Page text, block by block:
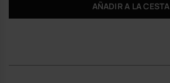
AÑADIR A LA CESTA